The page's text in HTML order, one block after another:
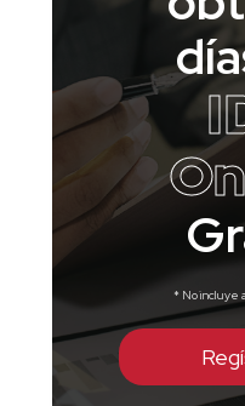
* No incluye